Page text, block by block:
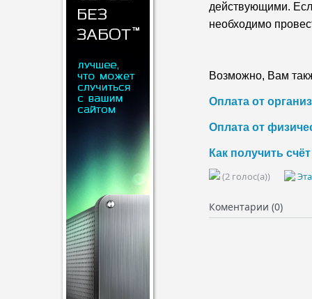
действующими.
необходимо
Возможно, Вам
Оплата от
Оплата от
Как получить
(2 голос(а))
Коментарии (0)